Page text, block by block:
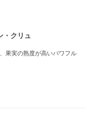
クリュ
果実の熟度が高いパワフル